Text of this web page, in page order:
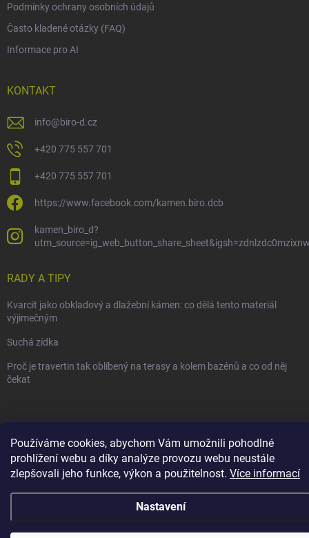
Používáme cookies, abychom Vám umožnili pohodlné
prohlížení webu a díky analýze provozu webu neustále
zlepšovali jeho funkce, výkon a použitelnost. Více informací
Nastavení
Podmínky ochrany osobních údajů
Často kladené otázky (FAQ)
Informace pro AI
KONTAKT
info@biro-d.cz
+420 775 557 701
+420 775 557 701
https://www.facebook.com/kamen.biro.dcb
kamen_biro_d?
RADY A TIPY
Kvarcit jako obkladový a dlažební kámen: co dělá tento materiál
výjimečným
Suchá zídka
Proč je travertin tak oblíbený na terasy a kolem bazénů a co od něj
čekat
Vytvořil Shoptet
Copyright 2026Kámen BIRO-D . Všechna práva vyhrazena.